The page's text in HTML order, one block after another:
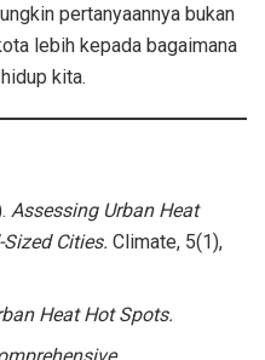
pertanyaannya bukan
lebih kepada bagaimana
kita.
Assessing Urban Heat
Cities. Climate, 5(1),
Heat Hot Spots.